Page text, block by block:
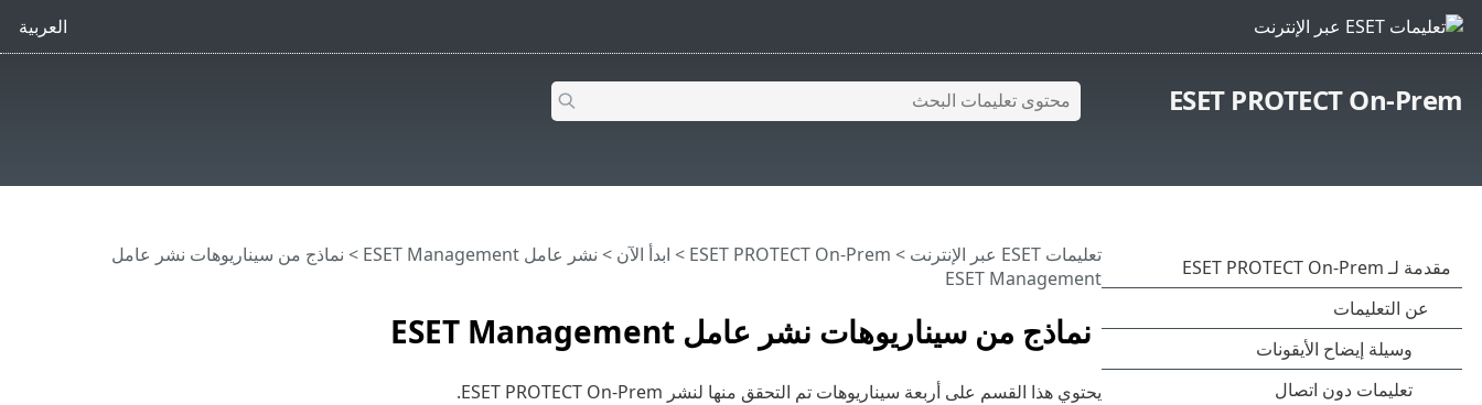
العربية
ESET PROTECT On-Prem
نماذج من سيناريوهات نشر عامل ESET Management
تعليمات ESET عبر الإنترنت >
ESET PROTECT On-Prem
> ابدأ الآن > نشر عامل ESET Management
> نماذج من سيناريوهات نشر عامل
ESET Management
يحتوي هذا القسم على أربعة سيناريوهات تم التحقق منها لنشر ESET PROTECT On-Prem.